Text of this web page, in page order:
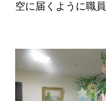
空に届くように職